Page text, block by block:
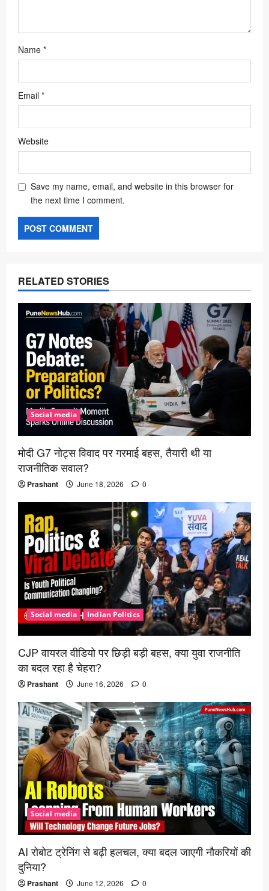
Name *
Email *
Website
Save my name, email, and website in this browser for
the next time I comment.
RELATED STORIES
Social media
मोदी G7 नोट्स विवाद पर गरमाई बहस, तैयारी थी या
राजनीतिक सवाल?
Prashant June 18, 2026 0
Social media Indian Politics
CJP वायरल वीडियो पर छिड़ी बड़ी बहस, क्या युवा राजनीति
का बदल रहा है चेहरा?
Prashant June 16, 2026 0
Social media
AI रोबोट ट्रेनिंग से बढ़ी हलचल, क्या बदल जाएगी नौकरियों की
दुनिया?
Prashant June 12, 2026 0